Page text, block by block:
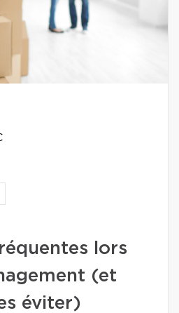
lors
(et
éviter)